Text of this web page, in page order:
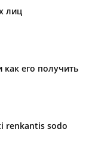
лиц
его получить
renkantis sodo